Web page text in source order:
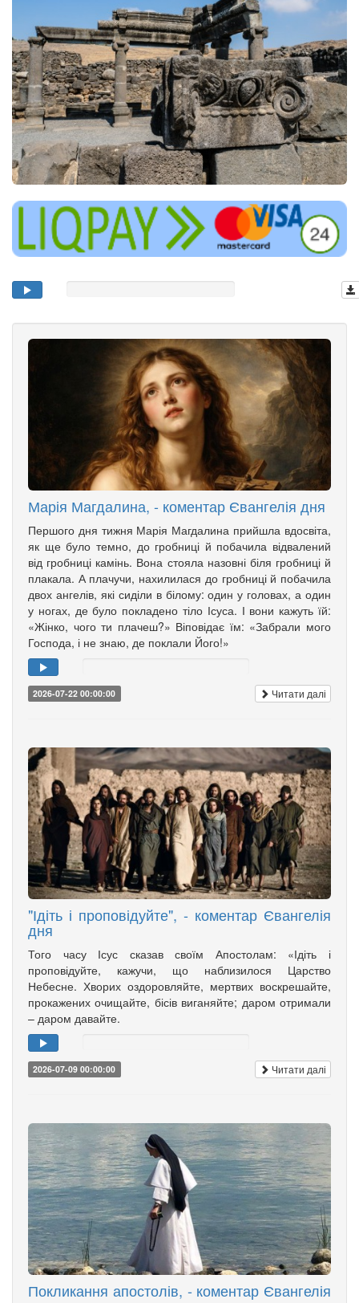
Марія Магдалина, - коментар Євангелія дня
Першого дня тижня Марія Магдалина прийшла вдосвіта,
як ще було темно, до гробниці й побачила відвалений
від гробниці камінь. Вона стояла назовні біля гробниці й
плакала. А плачучи, нахилилася до гробниці й побачила
двох ангелів, які сиділи в білому: один у головах, а один
у ногах, де було покладено тіло Ісуса. І вони кажуть їй:
«Жінко, чого ти плачеш?» Віповідає їм: «Забрали мого
Господа, і не знаю, де поклали Його!»
2026-07-22 00:00:00 Читати далі
"Ідіть і проповідуйте", - коментар Євангелія
дня
Того часу Ісус сказав своїм Апостолам: «Ідіть і
проповідуйте, кажучи, що наблизилося Царство
Небесне. Хворих оздоровляйте, мертвих воскрешайте,
прокажених очищайте, бісів виганяйте; даром отримали
– даром давайте.
2026-07-09 00:00:00 Читати далі
Покликання апостолів, - коментар Євангелія